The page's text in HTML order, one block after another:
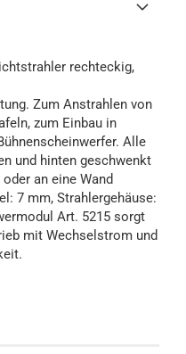
rechteckig,
Zum Anstrahlen von
zum Einbau in
Alle
und hinten geschwenkt
an eine Wand
7 mm, Strahlergehäuse:
Art. 5215 sorgt
mit Wechselstrom und